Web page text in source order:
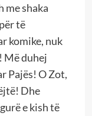
me shaka
të
komike, nuk
Më duhej
Pajës! O Zot,
Dhe
e kish të